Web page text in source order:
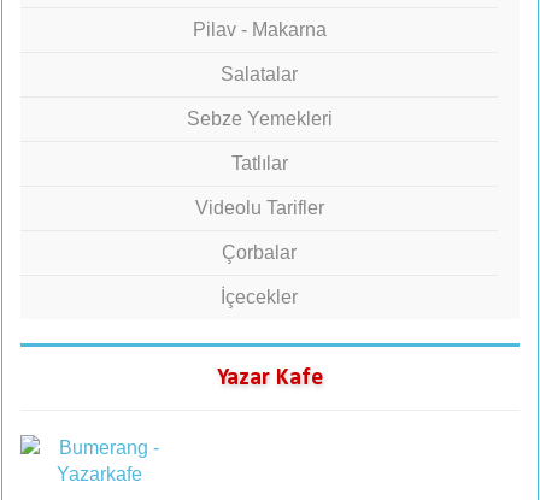
Pilav - Makarna
Salatalar
Sebze Yemekleri
Tatlılar
Videolu Tarifler
Çorbalar
İçecekler
Yazar Kafe